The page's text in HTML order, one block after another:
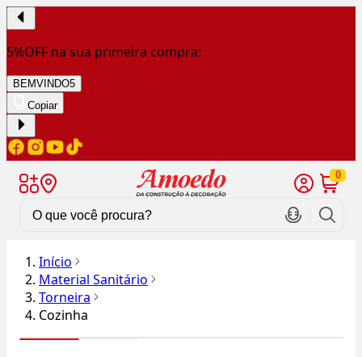
5%OFF na sua primeira compra:
BEMVINDO5
Copiar
0
Início
Material Sanitário
Torneira
Cozinha